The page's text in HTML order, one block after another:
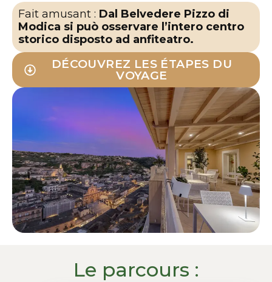
Fait amusant : Dal Belvedere Pizzo di
Modica si può osservare l’intero centro
storico disposto ad anfiteatro.
DÉCOUVREZ LES ÉTAPES DU
VOYAGE
Le parcours :